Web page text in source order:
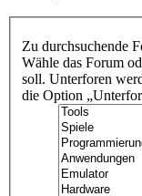
Zu durchsuchende
Wähle das Forum
soll. Unterforen
die Option